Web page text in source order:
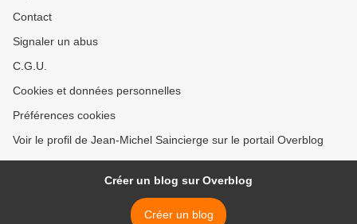
Contact
Signaler un abus
C.G.U.
Cookies et données personnelles
Préférences cookies
Voir le profil de Jean-Michel Saincierge sur le portail Overblog
Créer un blog sur Overblog
Créer un blog